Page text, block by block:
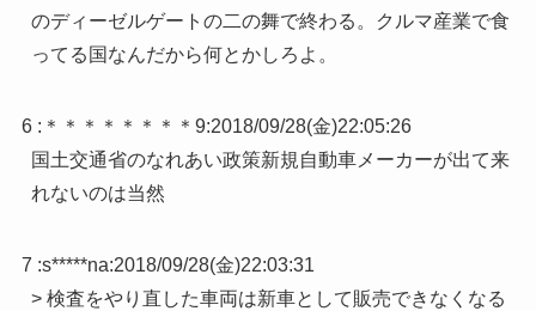
のディーゼルゲートの二の舞で終わる。クルマ産業で食
ってる国なんだから何とかしろよ。
6 : ＊＊＊＊＊＊＊＊9:2018/09/28(金)22:05:26
国土交通省のなれあい政策新規自動車メーカーが出て来
れないのは当然
7 :s*****na:2018/09/28(金)22:03:31
> 検査をやり直した車両は新車として販売できなくなる